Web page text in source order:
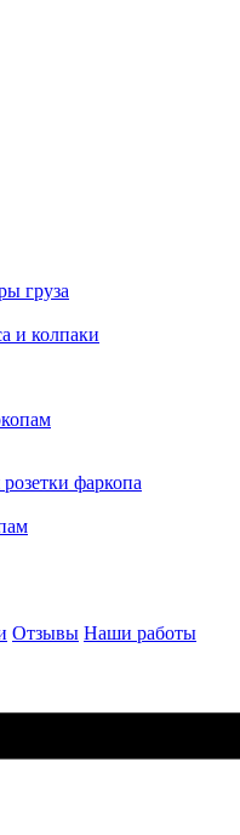
груза
и колпаки
фаркопа
Отзывы Наши работы